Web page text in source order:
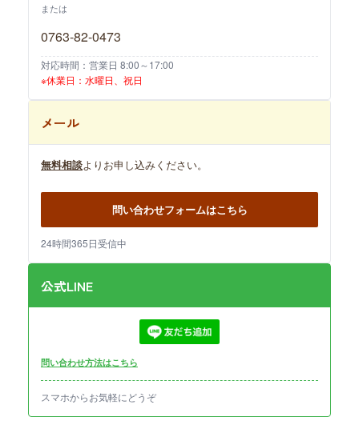
または
0763-82-0473
対応時間：営業日 8:00～17:00
※休業日：水曜日、祝日
メール
無料相談よりお申し込みください。
問い合わせフォームはこちら
24時間365日受信中
公式LINE
問い合わせ方法はこちら
スマホからお気軽にどうぞ